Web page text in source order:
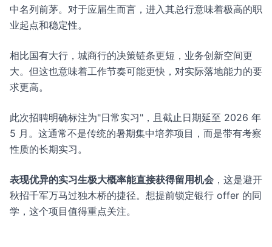
中名列前茅。对于应届生而言，进入其总行意味着极高的职
业起点和稳定性。
相比国有大行，城商行的决策链条更短，业务创新空间更
大。但这也意味着工作节奏可能更快，对实际落地能力的要
求更高。
此次招聘明确标注为"日常实习"，且截止日期延至 2026 年
5 月。这通常不是传统的暑期集中培养项目，而是带有考察
性质的长期实习。
表现优异的实习生极大概率能直接获得留用机会 ，这是避开
秋招千军万马过独木桥的捷径。想提前锁定银行 offer 的同
学，这个项目值得重点关注。